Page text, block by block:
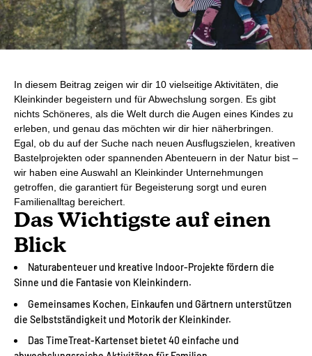
In diesem Beitrag zeigen wir dir 10 vielseitige Aktivitäten, die
Kleinkinder begeistern und für Abwechslung sorgen. Es gibt
nichts Schöneres, als die Welt durch die Augen eines Kindes zu
erleben, und genau das möchten wir dir hier näherbringen.
Egal, ob du auf der Suche nach neuen Ausflugszielen, kreativen
Bastelprojekten oder spannenden Abenteuern in der Natur bist –
wir haben eine Auswahl an Kleinkinder Unternehmungen
getroffen, die garantiert für Begeisterung sorgt und euren
Familienalltag bereichert.
Das Wichtigste auf einen
Blick
Naturabenteuer und kreative Indoor-Projekte fördern die
Sinne und die Fantasie von Kleinkindern.
Gemeinsames Kochen, Einkaufen und Gärtnern unterstützen
die Selbstständigkeit und Motorik der Kleinkinder.
Das TimeTreat-Kartenset bietet 40 einfache und